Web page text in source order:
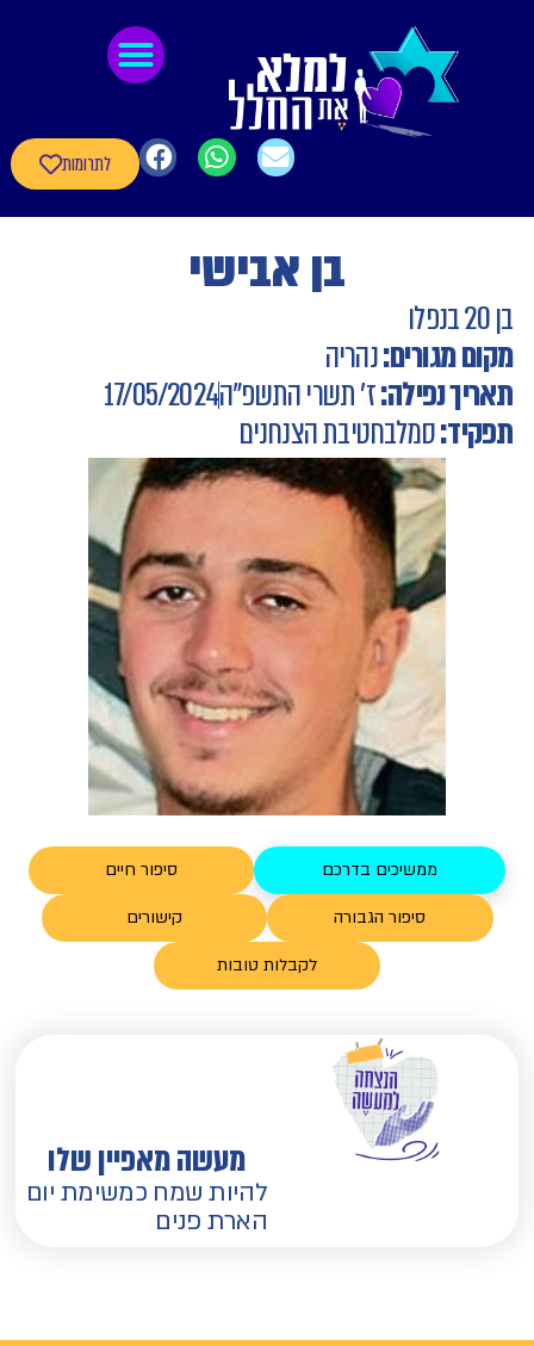
לתרומות
בן אבישי
בן 20 בנפלו
מקום מגורים:נהריה
תאריך נפילה:ז' תשרי התשפ"ה17/05/2024
תפקיד:סמלבחטיבת הצנחנים
ממשיכים בדרכם סיפור חיים
סיפור הגבורה קישורים
לקבלות טובות
מעשה מאפיין שלו
להיות שמח כמשימת יום
הארת פנים